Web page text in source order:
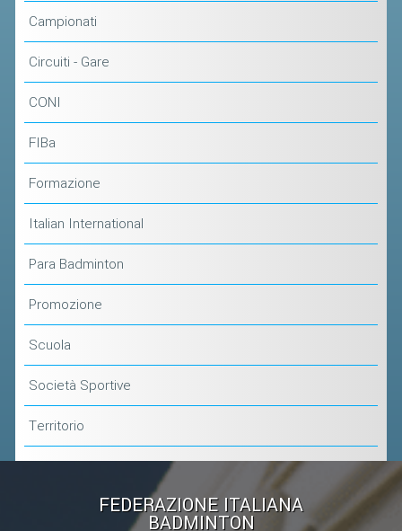
Campionati
Circuiti - Gare
CONI
FIBa
Formazione
Italian International
Para Badminton
Promozione
Scuola
Società Sportive
Territorio
FEDERAZIONE ITALIANA
BADMINTON
LINE
CAMPIONATI A SQUADRE
MODULI
MANIFESTAZIONI SPORTIVE
UFFICIALI DI GARA